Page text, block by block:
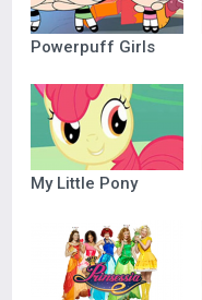
Powerpuff Girls
My Little Pony